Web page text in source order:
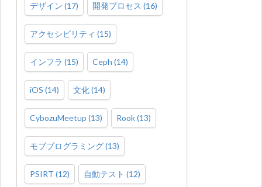
デザイン (17) 開発プロセス (16)
アクセシビリティ (15)
インフラ (15) Ceph (14)
iOS (14) 文化(14)
CybozuMeetup (13) Rook(13)
モブプログラミング(13)
PSIRT (12) 自動テスト (12)